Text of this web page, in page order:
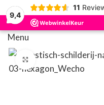
9,4
11
Menu
Klik om te vergroten